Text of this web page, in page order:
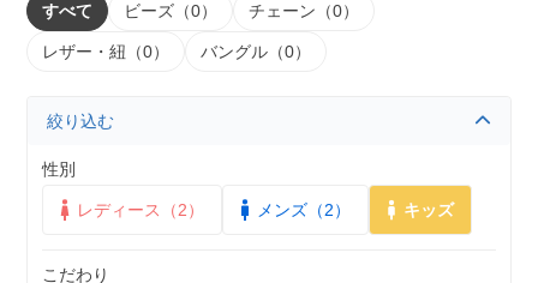
すべて ビーズ（0） チェーン（0）
レザー・紐（0） バングル（0）
絞り込む
性別
レディース（2） メンズ（2） キッズ
こだわり